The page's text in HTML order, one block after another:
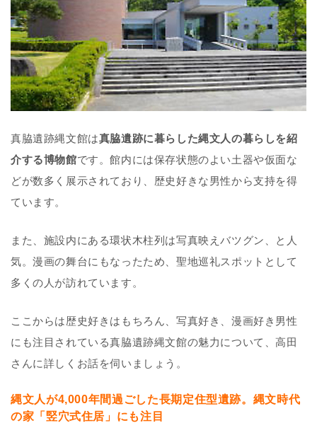
真脇遺跡縄文館は真脇遺跡に暮らした縄文人の暮らしを紹
介する博物館です。館内には保存状態のよい土器や仮面な
どが数多く展示されており、歴史好きな男性から支持を得
ています。
また、施設内にある環状木柱列は写真映えバツグン、と人
気。漫画の舞台にもなったため、聖地巡礼スポットとして
多くの人が訪れています。
ここからは歴史好きはもちろん、写真好き、漫画好き男性
にも注目されている真脇遺跡縄文館の魅力について、高田
さんに詳しくお話を伺いましょう。
縄文人が4,000年間過ごした長期定住型遺跡。縄文時代
の家「竪穴式住居」にも注目